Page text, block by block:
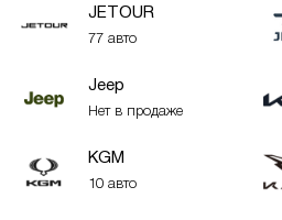
JETOUR
77 авто
Jeep
Нет в продаже
KGM
10 авто